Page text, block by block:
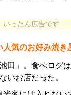
いったん広告です
気のお好み焼き
田」。食べログ
いお店だった。